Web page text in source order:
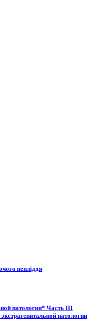
непліддя
патологии* Часть ІII
патологии